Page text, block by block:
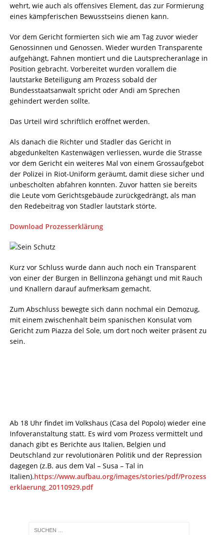
wehrt, wie auch als offensives Element, das zur Formierung
eines kämpferischen Bewusstseins dienen kann.
Vor dem Gericht formierten sich wie am Tag zuvor wieder
Genossinnen und Genossen. Wieder wurden Transparente
aufgehängt, Fahnen montiert und die Lautsprecheranlage in
Position gebracht. Vorbereitet wurden vorallem die
lautstarke Beteiligung am Prozess sobald der
Bundesstaatsanwalt spricht oder Andi am Sprechen
gehindert werden sollte.
Das Urteil wird schriftlich eröffnet werden.
Als danach die Richter und Stadler das Gericht in
abgedunkelten Kastenwägen verliessen, wurde die Strasse
vor dem Gericht ein weiteres Mal von einem Grossaufgebot
der Polizei in Riot-Uniform geräumt, damit diese sicher und
unbescholten abfahren konnten. Zuvor hatten sie bereits
die Leute vom Gerichtsgebäude zurückgedrängt, als man
den Redebeitrag von Stadler lautstark störte.
Download Prozesserklärung
Kurz vor Schluss wurde dann auch noch ein Transparent
von einer der Burgen in Bellinzona gehängt und mit Rauch
und Knallern darauf aufmerksam gemacht.
Zum Abschluss bewegte sich dann nochmal ein Demozug,
mit einem zwischenhalt beim spanischen Konsulat vom
Gericht zum Piazza del Sole, um dort noch weiter präsent zu
sein.
Ab 18 Uhr findet im Volkshaus (Casa del Popolo) wieder eine
Infoveranstaltung statt. Es wird vom Prozess vermittelt und
danach gibt es Berichte aus Italien, Belgien und
Deutschland zur revolutionären Politik und der Repression
dagegen (z.B. aus dem Val – Susa – Tal in
Italien).https://www.aufbau.org/images/stories/pdf/Prozess
erklaerung_20110929.pdf